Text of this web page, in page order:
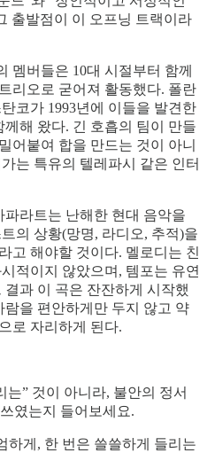
출발점이 이 오프닝 트랙이라
멤버들은 10대 시절부터 함께
리오로 굳어져 활동했다. 폴란
코가 1993년에 이들을 발견한
해 왔다. 긴 호흡의 팀이 만들
어붙여 합을 만드는 것이 아니
는 특유의 텔레파시 같은 인터
라트는 난해한 현대 음악을
의 상황(망명, 라디오, 추적)을
고 해야할 것이다. 멜로디는 친
적이지 않았으며, 템포는 유연
과 이 곡은 잔잔하게 시작했
을 편안하게만 두지 않고 약
로 자리하게 된다.
는” 것이 아니라, 불안의 정서
였는지 들어보세요.
하게, 한 번은 쓸쓸하게 들리는